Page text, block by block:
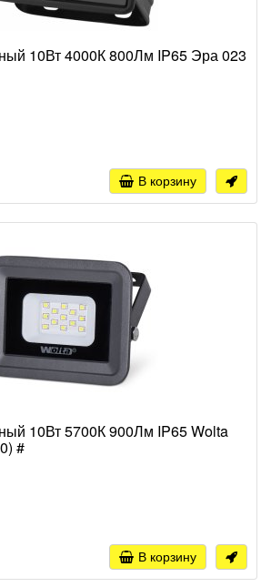
10Вт 4000К 800Лм IP65 Эра 023
В корзину
10Вт 5700К 900Лм IP65 Wolta
#
В корзину